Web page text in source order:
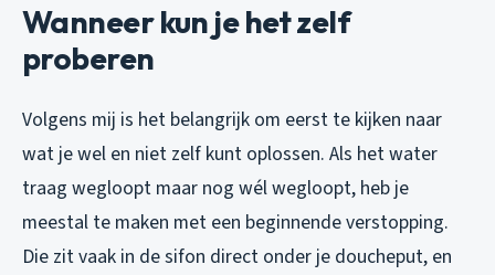
Wanneer kun je het zelf
proberen
Volgens mij is het belangrijk om eerst te kijken naar
wat je wel en niet zelf kunt oplossen. Als het water
traag wegloopt maar nog wél wegloopt, heb je
meestal te maken met een beginnende verstopping.
Die zit vaak in de sifon direct onder je doucheput, en